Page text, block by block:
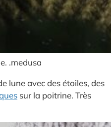
.medusa
lune avec des étoiles, des
sur la poitrine. Très